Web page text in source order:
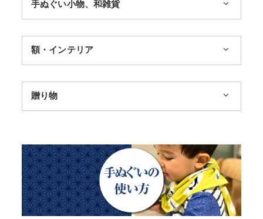
3,300円まで
季節のおすすめ
浮世絵・名画名作・古典
四季
動物・その他
江戸小紋・総柄・無地
藍染め・絞り染め
手ぬぐい小物、和雑貨
扇子
赤ちゃん甚平
ステーショナリー
額・インテリア
TokyoTokyo選定商品
のれん
贈り物
母の日ギフト
父の日ギフト
結婚祝い
出産祝い